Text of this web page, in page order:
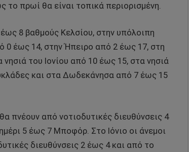
πρωί θα είναι τοπικά περιορισμένη.
8 βαθμούς Κελσίου, στην υπόλοιπη
0 έως 14, στην Ήπειρο από 2 έως 17, στη
του Ιονίου από 10 έως 15, στα νησιά
και στα Δωδεκάνησα από 7 έως 15
πνέουν από νοτιοδυτικές διευθύνσεις 4
5 έως 7 Μποφόρ. Στο Ιόνιο οι άνεμοι
διευθύνσεις 2 έως 4 και από το